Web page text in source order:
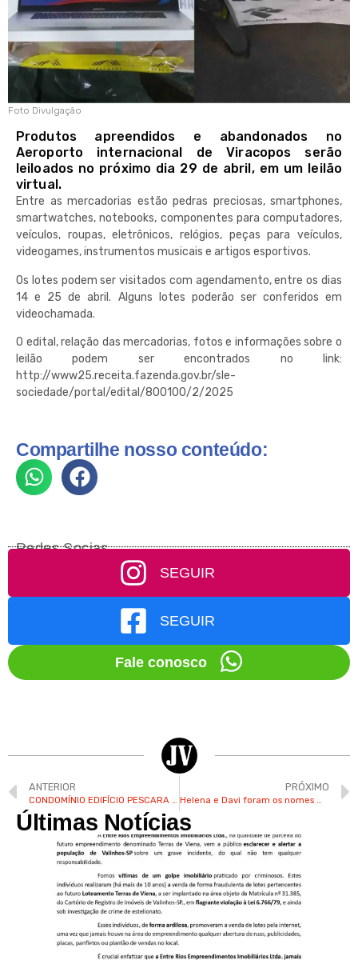
Foto Divulgação
Produtos apreendidos e abandonados no
Aeroporto internacional de Viracopos serão
leiloados no próximo dia 29 de abril, em um leilão
virtual.
Entre as mercadorias estão pedras preciosas, smartphones,
smartwatches, notebooks, componentes para computadores,
veículos, roupas, eletrônicos, relógios, peças para veículos,
videogames, instrumentos musicais e artigos esportivos.
Os lotes podem ser visitados com agendamento, entre os dias
14 e 25 de abril. Alguns lotes poderão ser conferidos em
videochamada.
O edital, relação das mercadorias, fotos e informações sobre o
leilão podem ser encontrados no link:
http://www25.receita.fazenda.gov.br/sle-
sociedade/portal/edital/800100/2/2025
Compartilhe nosso conteúdo:
Redes Socias
SEGUIR
SEGUIR
Fale conosco
ANTERIOR
CONDOMÍNIO EDIFÍCIO PESCARA – EDITAL DE CONVOCAÇÃO – ASSEMBLEIA GERAL ORDINÁRIA
PRÓXIMO
Helena e Davi foram os nomes mais registrados em Valinhos em 2024
Últimas Notícias